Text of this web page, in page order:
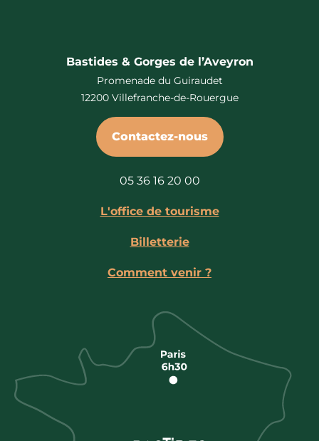
Bastides & Gorges de l’Aveyron
Promenade du Guiraudet
12200 Villefranche-de-Rouergue
Contactez-nous
05 36 16 20 00
L'office de tourisme
Billetterie
Comment venir ?